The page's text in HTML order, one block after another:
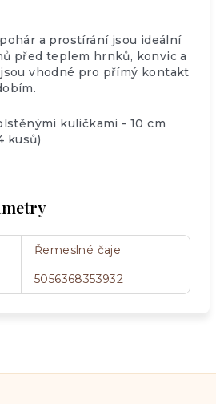
a prostírání jsou ideální
před teplem hrnků, konvic a
vhodné pro přímý kontakt
kuličkami - 10 cm
kusů)
Řemeslné čaje
5056368353932